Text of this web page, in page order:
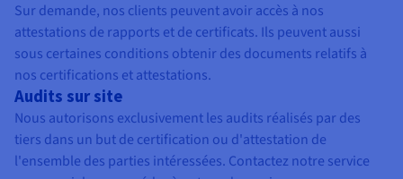
Sur demande, nos clients peuvent avoir accès à nos
attestations de rapports et de certificats. Ils peuvent aussi
sous certaines conditions obtenir des documents relatifs à
nos certifications et attestations.
Audits sur site
Nous autorisons exclusivement les audits réalisés par des
tiers dans un but de certification ou d'attestation de
l'ensemble des parties intéressées. Contactez notre service